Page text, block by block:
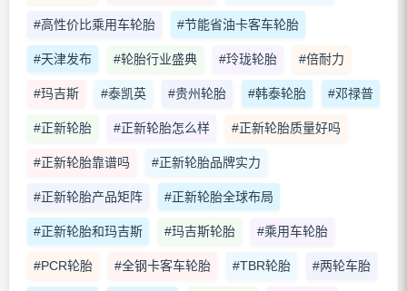
#高性价比乘用车轮胎 #节能省油卡客车轮胎
#天津发布 #轮胎行业盛典 #玲珑轮胎 #倍耐力
#玛吉斯 #泰凯英 #贵州轮胎 #韩泰轮胎 #邓禄普
#正新轮胎 #正新轮胎怎么样 #正新轮胎质量好吗
#正新轮胎靠谱吗 #正新轮胎品牌实力
#正新轮胎产品矩阵 #正新轮胎全球布局
#正新轮胎和玛吉斯 #玛吉斯轮胎 #乘用车轮胎
#PCR轮胎 #全钢卡客车轮胎 #TBR轮胎 #两轮车胎